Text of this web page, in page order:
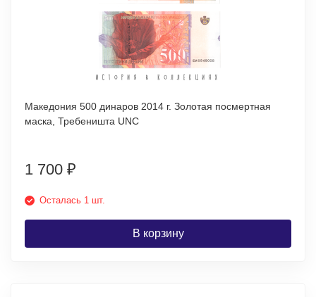
Македония 500 динаров 2014 г. Золотая посмертная
маска, Требеништа UNC
1 700 ₽
Осталась 1 шт.
В корзину